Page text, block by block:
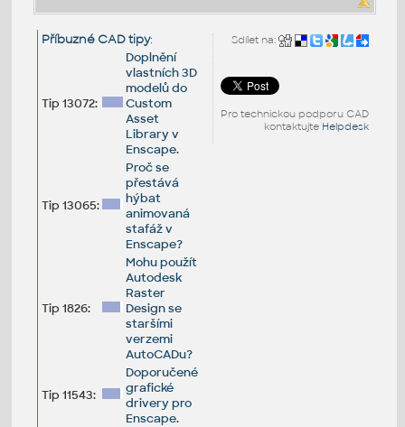
Sdílet na:
Pro technickou podporu CAD
kontaktujte Helpdesk
Příbuzné CAD tipy:
Tip 13072:
Doplnění
vlastních 3D
modelů do
Custom
Asset
Library v
Enscape.
Tip 13065:
Proč se
přestává
hýbat
animovaná
stafáž v
Enscape?
Tip 1826:
Mohu použít
Autodesk
Raster
Design se
staršími
verzemi
AutoCADu?
Tip 11543:
Doporučené
grafické
drivery pro
Enscape.